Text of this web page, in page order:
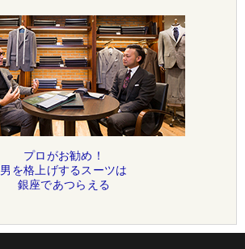
プロがお勧め！
男を格上げするスーツは
銀座であつらえる